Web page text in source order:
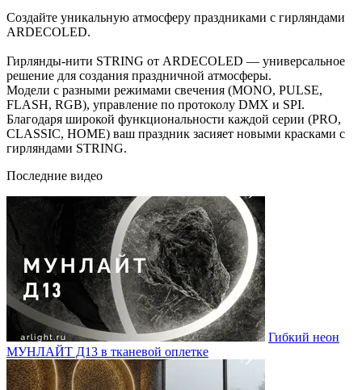
Создайте уникальную атмосферу праздниками с гирляндами
ARDECOLED.
Гирлянды-нити STRING от ARDECOLED — универсальное
решение для создания праздничной атмосферы.
Модели с разными режимами свечения (MONO, PULSE,
FLASH, RGB), управление по протоколу DMX и SPI.
Благодаря широкой функциональности каждой серии (PRO,
CLASSIC, HOME) ваш праздник засияет новыми красками с
гирляндами STRING.
Последние видео
Гибкий неон
МУНЛАЙТ Д13 в тканевой оплетке